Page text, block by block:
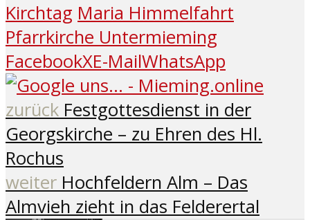
Kirchtag Maria Himmelfahrt
Pfarrkirche Untermieming
FacebookXE-MailWhatsApp
zurück Festgottesdienst in der
Georgskirche – zu Ehren des Hl.
Rochus
weiter Hochfeldern Alm – Das
Almvieh zieht in das Felderertal